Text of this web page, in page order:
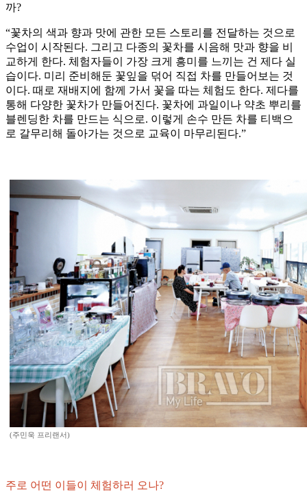
까?
“꽃차의 색과 향과 맛에 관한 모든 스토리를 전달하는 것으로
수업이 시작된다. 그리고 다종의 꽃차를 시음해 맛과 향을 비
교하게 한다. 체험자들이 가장 크게 흥미를 느끼는 건 제다 실
습이다. 미리 준비해둔 꽃잎을 덖어 직접 차를 만들어보는 것
이다. 때로 재배지에 함께 가서 꽃을 따는 체험도 한다. 제다를
통해 다양한 꽃차가 만들어진다. 꽃차에 과일이나 약초 뿌리를
블렌딩한 차를 만드는 식으로. 이렇게 손수 만든 차를 티백으
로 갈무리해 돌아가는 것으로 교육이 마무리된다.”
(주민욱 프리랜서)
주로 어떤 이들이 체험하러 오나?